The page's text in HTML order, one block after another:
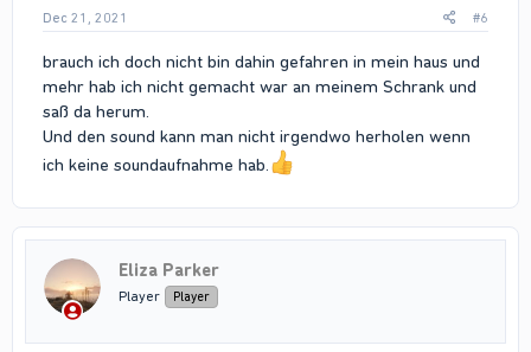
Dec 21, 2021 #6
brauch ich doch nicht bin dahin gefahren in mein haus und
mehr hab ich nicht gemacht war an meinem Schrank und
saß da herum.
Und den sound kann man nicht irgendwo herholen wenn
ich keine soundaufnahme hab.
Eliza Parker
Player Player